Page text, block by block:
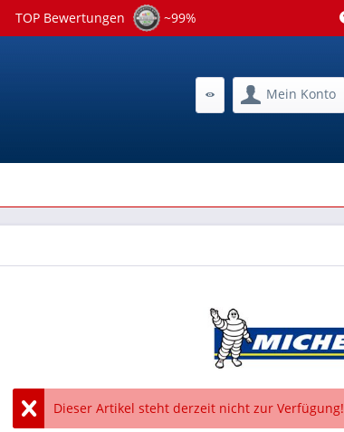
TOP Bewertungen ~99%
Mein Konto
Dieser Artikel steht derzeit nicht zur Verfügung!